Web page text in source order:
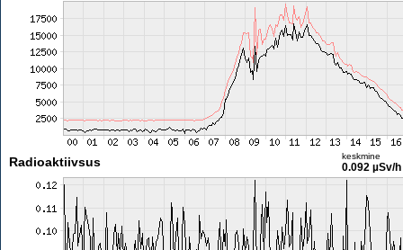
Radioaktiivsus keskmine
0.092 µSv/h